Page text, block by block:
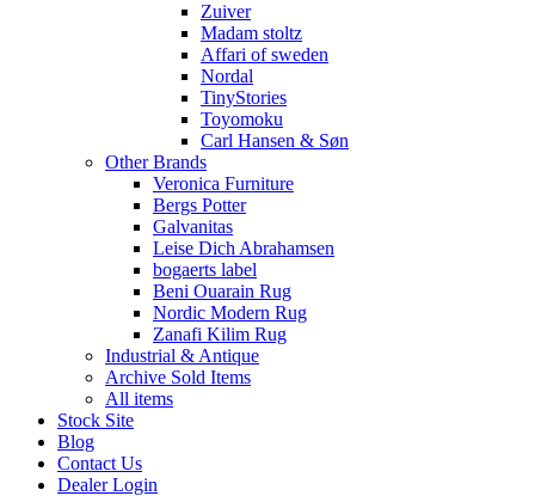
Zuiver
Madam stoltz
Affari of sweden
Nordal
TinyStories
Toyomoku
Carl Hansen & Søn
Other Brands
Veronica Furniture
Bergs Potter
Galvanitas
Leise Dich Abrahamsen
bogaerts label
Beni Ouarain Rug
Nordic Modern Rug
Zanafi Kilim Rug
Industrial & Antique
Archive Sold Items
All items
Stock Site
Blog
Contact Us
Dealer Login